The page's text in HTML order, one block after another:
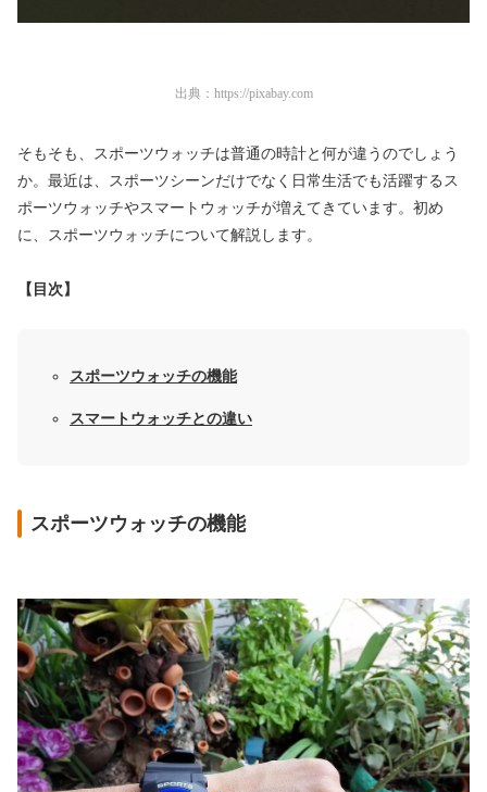
出典： https://pixabay.com
そもそも、スポーツウォッチは普通の時計と何が違うのでしょう
か。最近は、スポーツシーンだけでなく日常生活でも活躍するス
ポーツウォッチやスマートウォッチが増えてきています。初め
に、スポーツウォッチについて解説します。
【目次】
スポーツウォッチの機能
スマートウォッチとの違い
スポーツウォッチの機能